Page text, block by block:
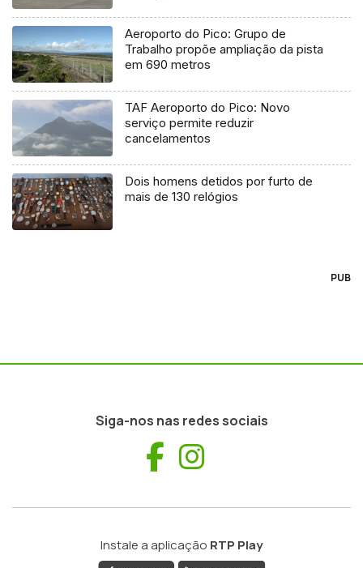
Aeroporto do Pico: Grupo de
Trabalho propõe ampliação da pista
em 690 metros
TAF Aeroporto do Pico: Novo
serviço permite reduzir
cancelamentos
Dois homens detidos por furto de
mais de 130 relógios
PUB
Siga-nos nas redes sociais
Facebook
Instale a aplicação RTP Play